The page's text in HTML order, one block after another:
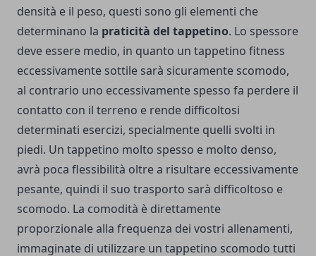
densità e il peso, questi sono gli elementi che
determinano la praticità del tappetino. Lo spessore
deve essere medio, in quanto un tappetino fitness
eccessivamente sottile sarà sicuramente scomodo,
al contrario uno eccessivamente spesso fa perdere il
contatto con il terreno e rende difficoltosi
determinati esercizi, specialmente quelli svolti in
piedi. Un tappetino molto spesso e molto denso,
avrà poca flessibilità oltre a risultare eccessivamente
pesante, quindi il suo trasporto sarà difficoltoso e
scomodo. La comodità è direttamente
proporzionale alla frequenza dei vostri allenamenti,
immaginate di utilizzare un tappetino scomodo tutti